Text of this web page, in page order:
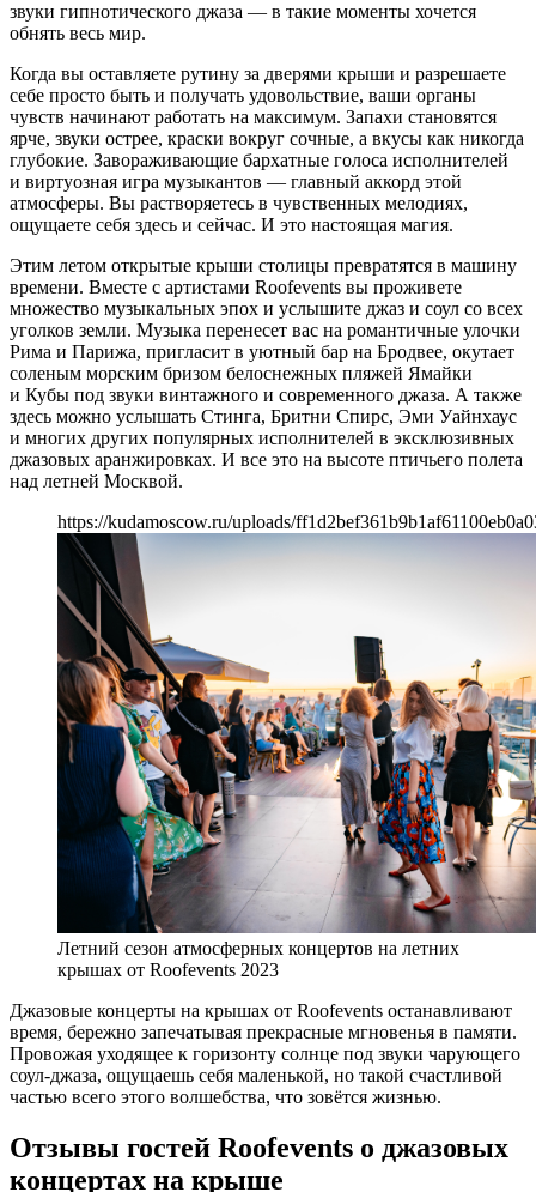
звуки гипнотического джаза — в такие моменты хочется
обнять весь мир.
Когда вы оставляете рутину за дверями крыши и разрешаете
себе просто быть и получать удовольствие, ваши органы
чувств начинают работать на максимум. Запахи становятся
ярче, звуки острее, краски вокруг сочные, а вкусы как никогда
глубокие. Завораживающие бархатные голоса исполнителей
и виртуозная игра музыкантов — главный аккорд этой
атмосферы. Вы растворяетесь в чувственных мелодиях,
ощущаете себя здесь и сейчас. И это настоящая магия.
Этим летом открытые крыши столицы превратятся в машину
времени. Вместе с артистами Roofevents вы проживете
множество музыкальных эпох и услышите джаз и соул со всех
уголков земли. Музыка перенесет вас на романтичные улочки
Рима и Парижа, пригласит в уютный бар на Бродвее, окутает
соленым морским бризом белоснежных пляжей Ямайки
и Кубы под звуки винтажного и современного джаза. А также
здесь можно услышать Стинга, Бритни Спирс, Эми Уайнхаус
и многих других популярных исполнителей в эксклюзивных
джазовых аранжировках. И все это на высоте птичьего полета
над летней Москвой.
https://kudamoscow.ru/uploads/
Летний сезон атмосферных концертов на летних
крышах от Roofevents 2023
Джазовые концерты на крышах от Roofevents останавливают
время, бережно запечатывая прекрасные мгновенья в памяти.
Провожая уходящее к горизонту солнце под звуки чарующего
соул-джаза, ощущаешь себя маленькой, но такой счастливой
частью всего этого волшебства, что зовётся жизнью.
Отзывы гостей Roofevents о джазовых
концертах на крыше